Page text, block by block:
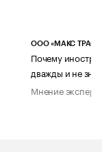
ООО «МАКС ТРАСТ»
Почему
дважды и не
Мнение